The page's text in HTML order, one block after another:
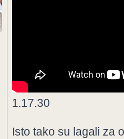
1.17.30
Isto tako su lagali za